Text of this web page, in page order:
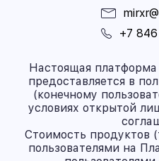
+7
Настоящая
предоставляется в
(конечному
условиях открытой
Стоимость продуктов
пользователями на